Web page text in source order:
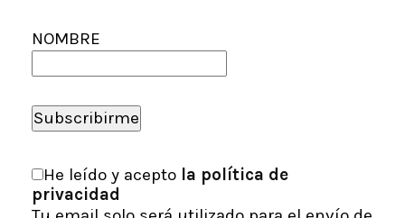
NOMBRE
He leído y acepto la política de
privacidad